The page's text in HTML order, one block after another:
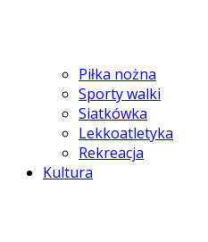
Piłka nożna
Sporty walki
Siatkówka
Lekkoatletyka
Rekreacja
Kultura